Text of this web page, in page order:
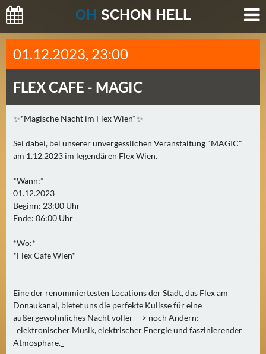
OH SCHON HELL
H
E
T
E
(
)
M
O
R
G
N
(
)
U
E
B
01.12.2023, 23:00
FLEX CAFE - MAGIC
✨*Magische Nacht im Flex Wien*✨
Sei dabei, bei unserer unvergesslichen Veranstaltung "MAGIC"
am 1.12.2023 im legendären Flex Wien.
*Wann:*
01.12.2023
Beginn: 23:00 Uhr
Ende: 06:00 Uhr
*Wo:*
*Flex Cafe Wien*
Eine der renommiertesten Locations der Stadt, das Flex am
Donaukanal, bietet uns die perfekte Kulisse für eine
außergewöhnliches Nacht voller —> noch Ändern:
_elektronischer Musik, elektrischer Energie und faszinierender
Atmosphäre._